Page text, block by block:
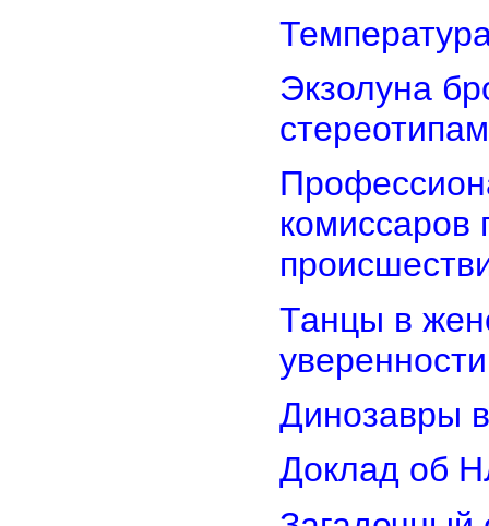
Экзолуна
стереотипам
комиссаров
Танцы в
Динозавры
Доклад об